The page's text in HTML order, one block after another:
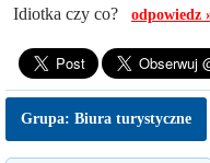
Idiotka czy co? odpowiedz
Grupa: Biura turystyczne